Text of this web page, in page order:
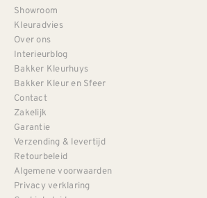
Showroom
Kleuradvies
Over ons
Interieurblog
Bakker Kleurhuys
Bakker Kleur en Sfeer
Contact
Zakelijk
Garantie
Verzending & levertijd
Retourbeleid
Algemene voorwaarden
Privacy verklaring